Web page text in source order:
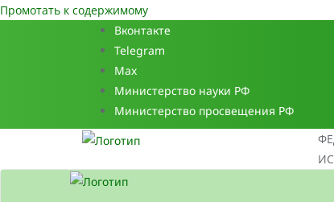
Промотать к содержимому
Вконтакте
Telegram
Max
Министерство науки РФ
Министерство просвещения РФ